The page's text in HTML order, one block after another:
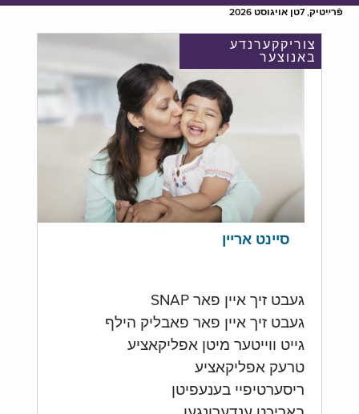
פֿרײַטיק, 7טן אויגוסט 2026
צוריקקערנדע
באנוצער
סיינט אריין
געבט זיך איין פאר SNAP
געבט זיך איין פאר פאבליק הילף
גייט ווייטער מיטן אפליקאציע
טרעק אפליקאציע
ריסערטיפיי בענעפיטן